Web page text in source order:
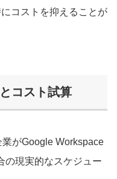
コストを抑えることが
コスト試算
がGoogle Workspace
の現実的なスケジュー